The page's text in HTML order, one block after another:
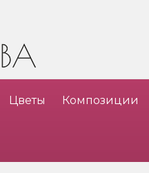
Цветы Композиции